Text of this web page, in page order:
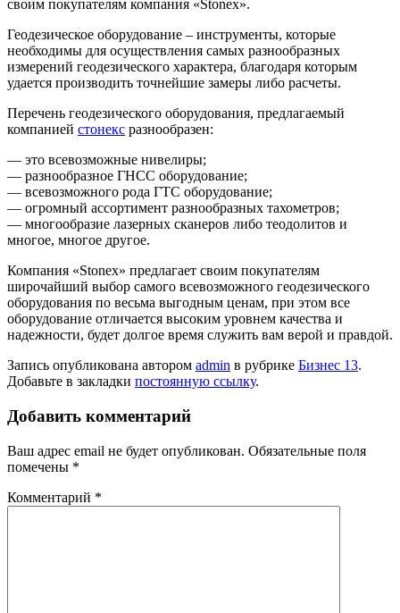
своим покупателям компания «Stonex».
Геодезическое оборудование – инструменты, которые
необходимы для осуществления самых разнообразных
измерений геодезического характера, благодаря которым
удается производить точнейшие замеры либо расчеты.
Перечень геодезического оборудования, предлагаемый
компанией стонекс разнообразен:
— это всевозможные нивелиры;
— разнообразное ГНСС оборудование;
— всевозможного рода ГТС оборудование;
— огромный ассортимент разнообразных тахометров;
— многообразие лазерных сканеров либо теодолитов и
многое, многое другое.
Компания «Stonex» предлагает своим покупателям
широчайший выбор самого всевозможного геодезического
оборудования по весьма выгодным ценам, при этом все
оборудование отличается высоким уровнем качества и
надежности, будет долгое время служить вам верой и правдой.
Запись опубликована автором admin в рубрике Бизнес 13.
Добавьте в закладки постоянную ссылку.
Добавить комментарий
Ваш адрес email не будет опубликован. Обязательные поля
помечены *
Комментарий *